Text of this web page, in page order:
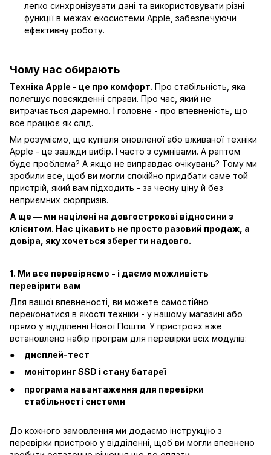
легко синхронізувати дані та використовувати різні
функції в межах екосистеми Apple, забезпечуючи
ефективну роботу.
Чому нас обирають
Техніка Apple - це про комфорт. Про стабільність, яка
полегшує повсякденні справи. Про час, який не
витрачається даремно. І головне - про впевненість, що
все працює як слід.
Ми розуміємо, що купівля оновленої або вживаної техніки
Apple - це завжди вибір. І часто з сумнівами. А раптом
буде проблема? А якщо не виправдає очікувань? Тому ми
зробили все, щоб ви могли спокійно придбати саме той
пристрій, який вам підходить - за чесну ціну й без
неприємних сюрпризів.
А ще — ми націлені на довгострокові відносини з
клієнтом. Нас цікавить не просто разовий продаж, а
довіра, яку хочеться зберегти надовго.
1. Ми все перевіряємо - і даємо можливість
перевірити вам
Для вашої впевненості, ви можете самостійно
переконатися в якості техніки - у нашому магазині або
прямо у відділенні Нової Пошти. У пристроях вже
встановлено набір програм для перевірки всіх модулів:
дисплей-тест
моніторинг SSD і стану батареї
програма навантаження для перевірки
стабільності системи
До кожного замовлення ми додаємо інструкцію з
перевірки пристрою у відділенні, щоб ви могли впевнено